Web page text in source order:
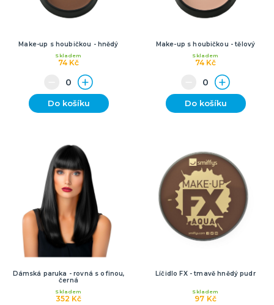
Make-up s houbičkou - hnědý
74 Kč
Skladem
Do košíku
Make-up s houbičkou - tělový
74 Kč
Skladem
Do košíku
Dámská paruka - rovná s ofinou,
černá
352 Kč
Skladem
Líčidlo FX - tmavě hnědý pudr
97 Kč
Skladem